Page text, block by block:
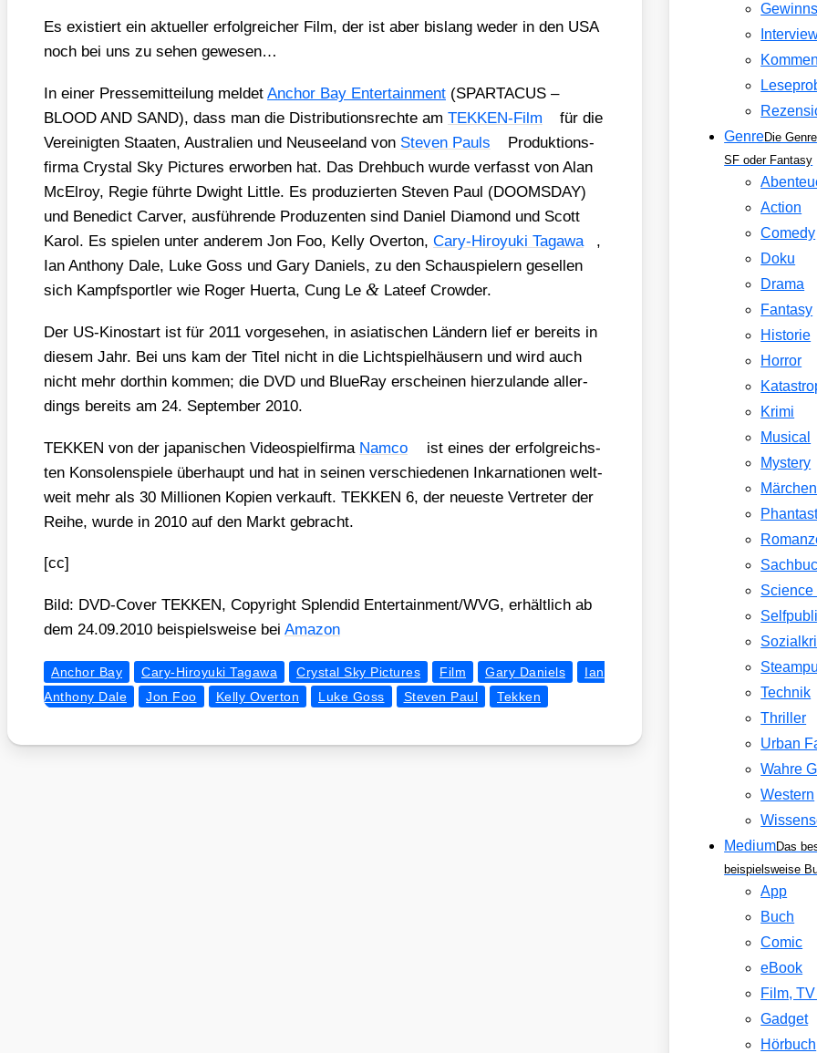
Es exis­tiert ein aktu­el­ler erfolg­rei­cher Film, der ist aber bis­lang weder in den USA
noch bei uns zu sehen gewe­sen…
In einer Pres­se­mit­tei­lung mel­det Anchor Bay Enter­tain­ment (SPARTACUS –
BLOOD AND SAND), dass man die Dis­tri­bu­ti­ons­rech­te am TEK­KEN-Film
für die
Ver­ei­nig­ten Staa­ten, Aus­tra­li­en und Neu­see­land von Ste­ven Pauls
Pro­duk­ti­ons­
fir­ma Crys­tal Sky Pic­tures erwor­ben hat. Das Dreh­buch wur­de ver­fasst von Alan
McEl­roy, Regie führ­te Dwight Litt­le. Es pro­du­zier­ten Ste­ven Paul (DOOMSDAY)
und Bene­dict Car­ver, aus­füh­ren­de Pro­du­zen­ten sind Dani­el Dia­mond und Scott
Karol. Es spie­len unter ande­rem Jon Foo, Kel­ly Over­ton, Cary-Hiroy­u­ki Tag­awa
,
Ian Antho­ny Dale, Luke Goss und Gary Dani­els, zu den Schau­spie­lern gesel­len
sich Kampf­sport­ler wie Roger Huer­ta, Cung Le & Lateef Crow­der.
Der US-Kino­start ist für 2011 vor­ge­se­hen, in asia­ti­schen Län­dern lief er bereits in
die­sem Jahr. Bei uns kam der Titel nicht in die Licht­spiel­häu­sern und wird auch
nicht mehr dort­hin kom­men; die DVD und BlueR­ay erschei­nen hier­zu­lan­de aller­
dings bereits am 24. Sep­tem­ber 2010.
TEKKEN von der japa­ni­schen Video­spiel­fir­ma Nam­co
ist eines der erfolg­reichs­
ten Kon­so­len­spie­le über­haupt und hat in sei­nen ver­schie­de­nen Inkar­na­tio­nen welt­
weit mehr als 30 Mil­lio­nen Kopien ver­kauft. TEKKEN 6, der neu­es­te Ver­tre­ter der
Rei­he, wur­de in 2010 auf den Markt gebracht.
[cc]
Bild: DVD-Cover TEKKEN, Copy­right Sple­ndid Entertainment/​WVG, erhält­lich ab
dem 24.09.2010 bei­spiels­wei­se bei Ama­zon
Anchor Bay Cary-Hiroyuki Tagawa Crystal Sky Pictures Film Gary Daniels
Ian
Anthony Dale
Jon Foo Kelly Overton Luke Goss Steven Paul Tekken
GenreDie
SF oder Fantasy
Action
Comedy
Doku
Drama
Fantasy
Historie
Horror
Krimi
Musical
Mystery
Märchen
Science
Technik
Thriller
Urban
Wahre
Western
MediumDas
beispielsweise
App
Buch
Comic
eBook
Film,
Gadget
Hörbuch